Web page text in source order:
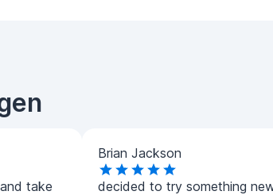
take
Brian Jackson
decided to try something